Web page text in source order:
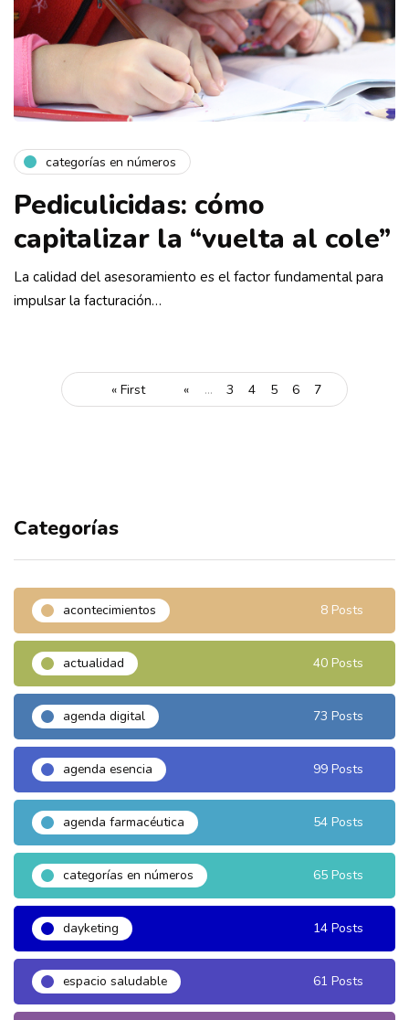
categorías en números
Pediculicidas: cómo
capitalizar la “vuelta al cole”
La calidad del asesoramiento es el factor fundamental para
impulsar la facturación…
« First « ... 3 4 5 6 7
Categorías
acontecimientos 8 Posts
actualidad 40 Posts
agenda digital 73 Posts
agenda esencia 99 Posts
agenda farmacéutica 54 Posts
categorías en números 65 Posts
dayketing 14 Posts
espacio saludable 61 Posts